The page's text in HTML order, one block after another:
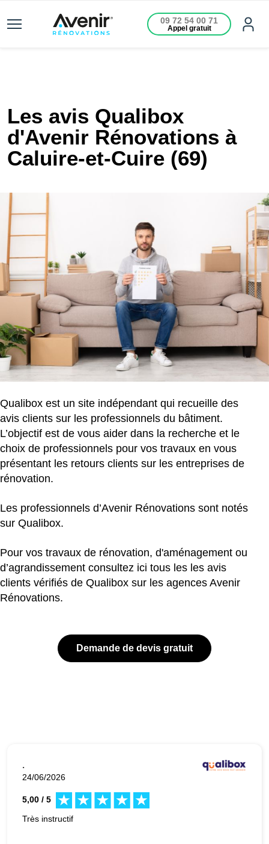
09 72 54 00 71
Appel gratuit
Les avis Qualibox
d'Avenir Rénovations à
Caluire-et-Cuire (69)
Qualibox est un site indépendant qui recueille des
avis clients sur les professionnels du bâtiment.
L’objectif est de vous aider dans la recherche et le
choix de professionnels pour vos travaux en vous
présentant les retours clients sur les entreprises de
rénovation.
Les professionnels d’Avenir Rénovations sont notés
sur Qualibox.
Pour vos travaux de rénovation, d'aménagement ou
d’agrandissement consultez ici tous les les avis
clients vérifiés de Qualibox sur les agences Avenir
Rénovations.
Demande de devis gratuit
.
24/06/2026
5,00 / 5
Très instructif